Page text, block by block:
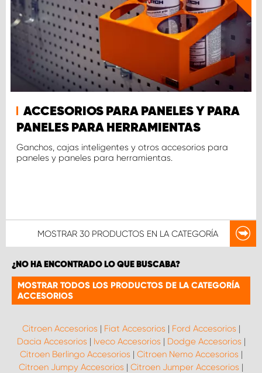
ACCESORIOS PARA PANELES Y PARA
PANELES PARA HERRAMIENTAS
Ganchos, cajas inteligentes y otros accesorios para
paneles y paneles para herramientas.
MOSTRAR 30 PRODUCTOS EN LA CATEGORÍA
¿NO HA ENCONTRADO LO QUE BUSCABA?
MOSTRAR TODOS LOS PRODUCTOS DE LA CATEGORÍA
ACCESORIOS
Citroen Accesorios | Fiat Accesorios | Ford Accesorios |
Dacia Accesorios | Iveco Accesorios | Dodge Accesorios |
Citroen Berlingo Accesorios | Citroen Nemo Accesorios |
Citroen Jumpy Accesorios | Citroen Jumper Accesorios |